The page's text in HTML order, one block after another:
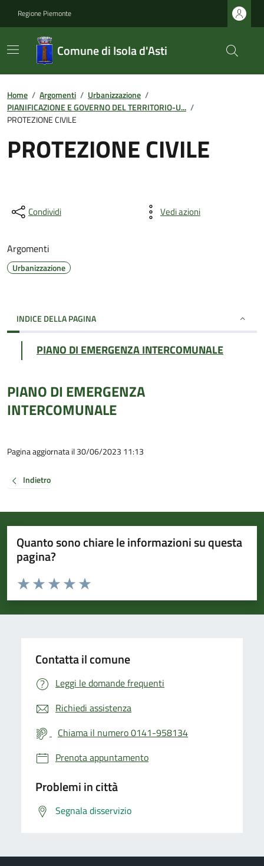
Regione Piemonte
Comune di Isola d'Asti
Home / Argomenti / Urbanizzazione /
PIANIFICAZIONE E GOVERNO DEL TERRITORIO-U... /
PROTEZIONE CIVILE
PROTEZIONE CIVILE
Condividi Vedi azioni
Argomenti
Urbanizzazione
INDICE DELLA PAGINA
PIANO DI EMERGENZA INTERCOMUNALE
PIANO DI EMERGENZA
INTERCOMUNALE
Pagina aggiornata il 30/06/2023 11:13
Indietro
Quanto sono chiare le informazioni su questa
pagina?
Valuta da 1 a 5 stelle la pagina
Valuta 5 stelle su 5
Valuta 4 stelle su 5
Valuta 3 stelle su 5
Valuta 2 stelle su 5
Valuta 1 stelle su 5
Contatta il comune
Leggi le domande frequenti
Richiedi assistenza
Chiama il numero 0141-958134
Prenota appuntamento
Problemi in città
Segnala disservizio